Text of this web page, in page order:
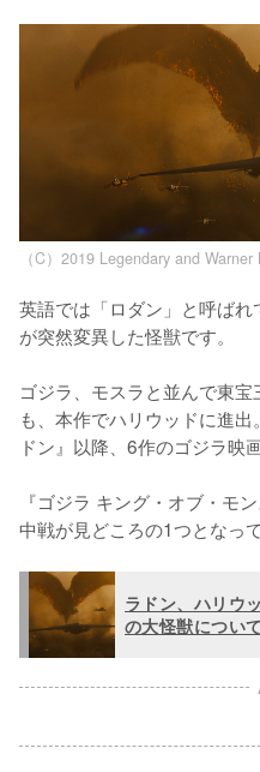
（C）2019 Legendary and
英語では「ロダン」と呼ば
が突然変異した怪獣です。
ゴジラ、モスラと並んで東
も、本作でハリウッドに進
ドン』以降、6作のゴジラ映
『ゴジラ キング・オブ・モ
中戦が見どころの1つとなって
ラドン、ハリウ
の大怪獣につい